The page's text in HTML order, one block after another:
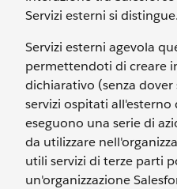
Servizi esterni si distingue.
Servizi esterni agevola
permettendoti di creare
dichiarativo (senza
servizi ospitati all'esterno
eseguono una serie di
da utilizzare
utili servizi di terze parti
un'organizzazione